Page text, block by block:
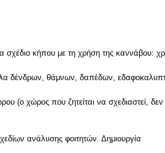
σχέδιο κήπου με τη χρήση της καννάβου:
δένδρων, θάμνων, δαπέδων,
(ο χώρος που ζητείται να σχεδιαστεί, δεν
ανάλυσης φοιτητών. Δημιουργία